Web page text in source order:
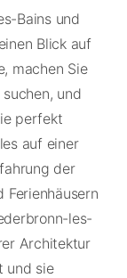
Bains und
Blick auf
machen Sie
und
perfekt
auf einer
der
Ferienhäusern
les-
Architektur
und sie